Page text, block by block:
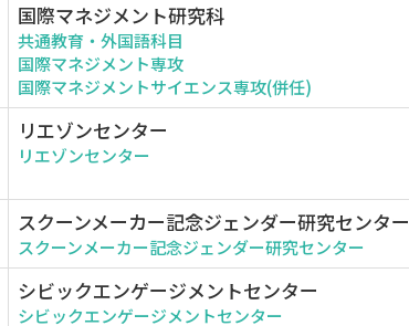
国際マネジメント研究科
共通教育・外国語科目
国際マネジメント専攻
国際マネジメントサイエンス専攻(併任)
リエゾンセンター
リエゾンセンター
スクーンメーカー記念ジェンダー研究センター
スクーンメーカー記念ジェンダー研究センター
シビックエンゲージメントセンター
シビックエンゲージメントセンター